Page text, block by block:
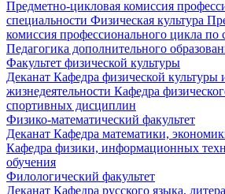
Предметно-цикловая комиссия
специальности Физическая культура
комиссия профессионального цикла по
Педагогика дополнительного
Факультет физической культуры
Деканат Кафедра физической культуры
жизнедеятельности Кафедра
спортивных дисциплин
Физико-математический факультет
Деканат Кафедра математики,
Кафедра физики, информационных
обучения
Филологический факультет
Деканат Кафедра русского языка,